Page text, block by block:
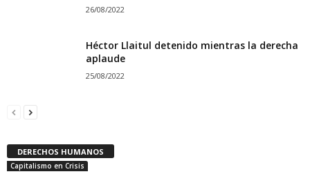
26/08/2022
Héctor Llaitul detenido mientras la derecha
aplaude
25/08/2022
DERECHOS HUMANOS
Capitalismo en Crisis